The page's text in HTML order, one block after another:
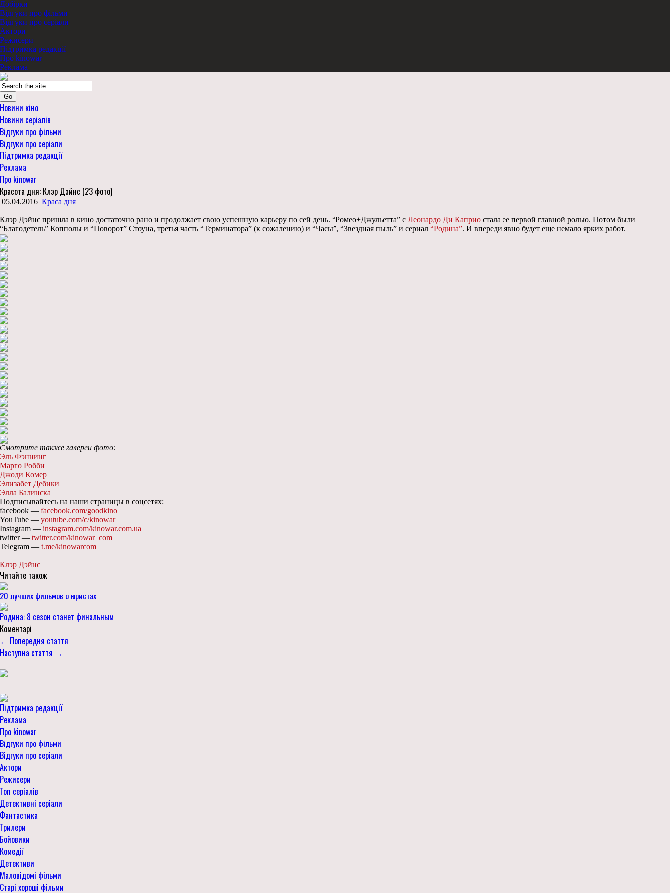
Добірки
Відгуки про фільми
Відгуки про серіали
Актори
Режисери
Підтримка редакції
Про kinowar
Реклама
Go
Новини кіно
Новини серіалів
Відгуки про фільми
Відгуки про серіали
Підтримка редакції
Реклама
Про kinowar
Красота дня: Клэр Дэйнс (23 фото)
05.04.2016 Краса дня
Клэр Дэйнс пришла в кино достаточно рано и продолжает свою успешную карьеру по сей день. “Ромео+Джульетта” с Леонардо Ди Каприо стала ее первой главной ролью. Потом были
“Благодетель” Копполы и “Поворот” Стоуна, третья часть “Терминатора” (к сожалению) и “Часы”, “Звездная пыль” и сериал “Родина”. И впереди явно будет еще немало ярких работ.
Смотрите также галереи фото:
Эль Фэннинг
Марго Робби
Джоди Комер
Элизабет Дебики
Элла Балинска
Подписывайтесь на наши страницы в соцсетях:
facebook — facebook.com/goodkino
YouTube — youtube.com/c/kinowar
Instagram — instagram.com/kinowar.com.ua
twitter — twitter.com/kinowar_com
Telegram — t.me/kinowarcom
Клэр Дэйнс
Читайте також
20 лучших фильмов о юристах
Родина: 8 сезон станет финальным
Коментарі
← Попередня стаття
Наступна стаття →
Підтримка редакції
Реклама
Про kinowar
Відгуки про фільми
Відгуки про серіали
Актори
Режисери
Топ серіалів
Детективні серіали
Фантастика
Трилери
Бойовики
Комедії
Детективи
Маловідомі фільми
Старі хороші фільми